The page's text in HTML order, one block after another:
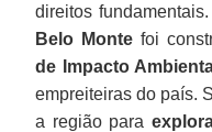
direitos
Belo Monte foi
de Impacto
empreiteiras do país.
a região para